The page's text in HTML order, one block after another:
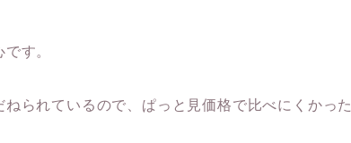
す。
られているので、ぱっと見価格で比べにくかった